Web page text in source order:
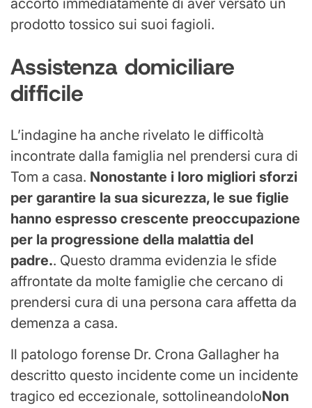
accorto immediatamente di aver versato un
prodotto tossico sui suoi fagioli.
Assistenza domiciliare
difficile
L’indagine ha anche rivelato le difficoltà
incontrate dalla famiglia nel prendersi cura di
Tom a casa. Nonostante i loro migliori sforzi
per garantire la sua sicurezza, le sue figlie
hanno espresso crescente preoccupazione
per la progressione della malattia del
padre.. Questo dramma evidenzia le sfide
affrontate da molte famiglie che cercano di
prendersi cura di una persona cara affetta da
demenza a casa.
Il patologo forense Dr. Crona Gallagher ha
descritto questo incidente come un incidente
tragico ed eccezionale, sottolineandoloNon